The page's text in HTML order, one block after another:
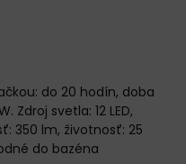
do 20 hodín, doba
Zdroj svetla: 12 LED,
350 lm, životnosť: 25
do bazéna